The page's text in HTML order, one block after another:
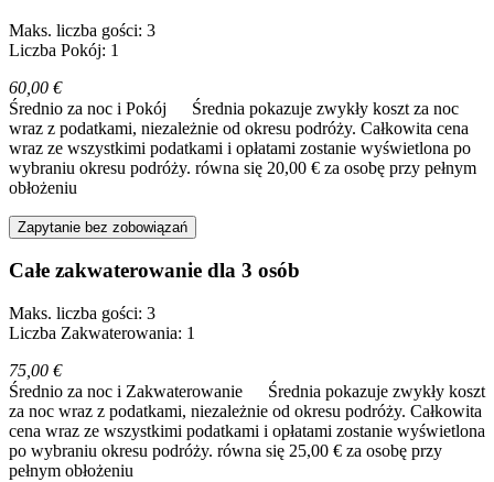
Maks. liczba gości: 3
Liczba Pokój: 1
60,00 €
Średnio za noc i Pokój
Średnia pokazuje zwykły koszt za noc
wraz z podatkami, niezależnie od okresu podróży. Całkowita cena
wraz ze wszystkimi podatkami i opłatami zostanie wyświetlona po
wybraniu okresu podróży. równa się 20,00 € za osobę przy pełnym
obłożeniu
Zapytanie bez zobowiązań
Całe zakwaterowanie dla 3 osób
Maks. liczba gości: 3
Liczba Zakwaterowania: 1
75,00 €
Średnio za noc i Zakwaterowanie
Średnia pokazuje zwykły koszt
za noc wraz z podatkami, niezależnie od okresu podróży. Całkowita
cena wraz ze wszystkimi podatkami i opłatami zostanie wyświetlona
po wybraniu okresu podróży. równa się 25,00 € za osobę przy
pełnym obłożeniu